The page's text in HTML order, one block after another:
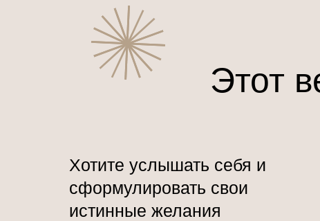
Этот
Хотите услышать себя и
сформулировать свои
истинные желания